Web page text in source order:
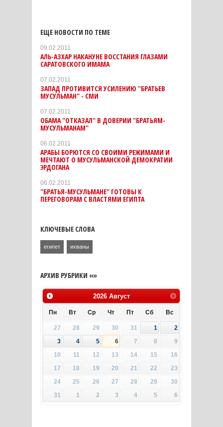
ЕЩЕ НОВОСТИ ПО ТЕМЕ
09.02.2011
АЛЬ-АЗХАР НАКАНУНЕ ВОССТАНИЯ ГЛАЗАМИ
САРАТОВСКОГО ИМАМА
07.02.2011
ЗАПАД ПРОТИВИТСЯ УСИЛЕНИЮ "БРАТЬЕВ
МУСУЛЬМАН" - СМИ
07.02.2011
ОБАМА "ОТКАЗАЛ" В ДОВЕРИИ "БРАТЬЯМ-
МУСУЛЬМАНАМ"
06.02.2011
АРАБЫ БОРЮТСЯ СО СВОИМИ РЕЖИМАМИ И
МЕЧТАЮТ О МУСУЛЬМАНСКОЙ ДЕМОКРАТИИ
ЭРДОГАНА
06.02.2011
"БРАТЬЯ-МУСУЛЬМАНЕ" ГОТОВЫ К
ПЕРЕГОВОРАМ С ВЛАСТЯМИ ЕГИПТА
КЛЮЧЕВЫЕ СЛОВА
египет ихваны
АРХИВ РУБРИКИ «»
2026 Август
Пн Вт Ср Чт Пт Сб Вс
27 28 29 30 31 1
2
3
4 5 6 7 8
9
10
11 12 13 14 15
16
17
18 19 20 21 22
23
24
25 26 27 28 29
30
31
1 2 3 4 5 6